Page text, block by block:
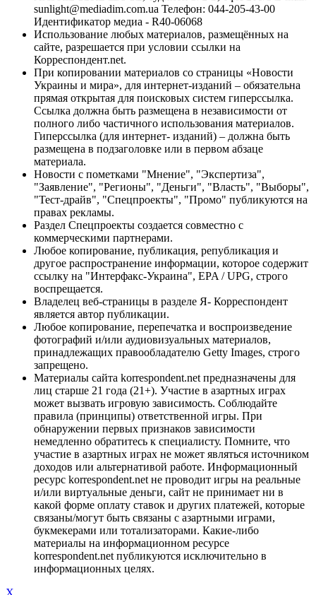
sunlight@mediadim.com.ua Телефон: 044-205-43-00
Идентификатор медиа - R40-06068
Использование любых материалов, размещённых на
сайте, разрешается при условии ссылки на
Корреспондент.net.
При копировании материалов со страницы «Новости
Украины и мира», для интернет-изданий – обязательна
прямая открытая для поисковых систем гиперссылка.
Ссылка должна быть размещена в независимости от
полного либо частичного использования материалов.
Гиперссылка (для интернет- изданий) – должна быть
размещена в подзаголовке или в первом абзаце
материала.
Новости с пометками "Мнение", "Экспертиза",
"Заявление", "Регионы", "Деньги", "Власть", "Выборы",
"Тест-драйв", "Спецпроекты", "Промо" публикуются на
правах рекламы.
Раздел Спецпроекты создается совместно с
коммерческими партнерами.
Любое копирование, публикация, републикация и
другое распространение информации, которое содержит
ссылку на "Интерфакс-Украина", EPA / UPG, строго
воспрещается.
Владелец веб-страницы в разделе Я- Корреспондент
является автор публикации.
Любое копирование, перепечатка и воспроизведение
фотографий и/или аудиовизуальных материалов,
принадлежащих правообладателю Getty Images, строго
запрещено.
Материалы сайта korrespondent.net предназначены для
лиц старше 21 года (21+). Участие в азартных играх
может вызвать игровую зависимость. Соблюдайте
правила (принципы) ответственной игры. При
обнаружении первых признаков зависимости
немедленно обратитесь к специалисту. Помните, что
участие в азартных играх не может являться источником
доходов или альтернативой работе. Информационный
ресурс korrespondent.net не проводит игры на реальные
и/или виртуальные деньги, сайт не принимает ни в
какой форме оплату ставок и других платежей, которые
связаны/могут быть связаны с азартными играми,
букмекерами или тотализаторами. Какие-либо
материалы на информационном ресурсе
korrespondent.net публикуются исключительно в
информационных целях.